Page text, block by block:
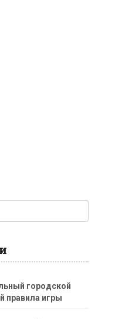
городской
правила игры